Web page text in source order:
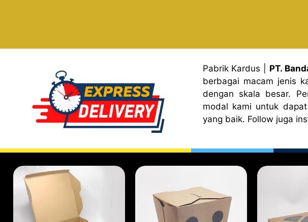
Pabrik Kardus PT.
berbagai macam jenis
dengan skala besar.
modal kami untuk
yang baik. Follow juga